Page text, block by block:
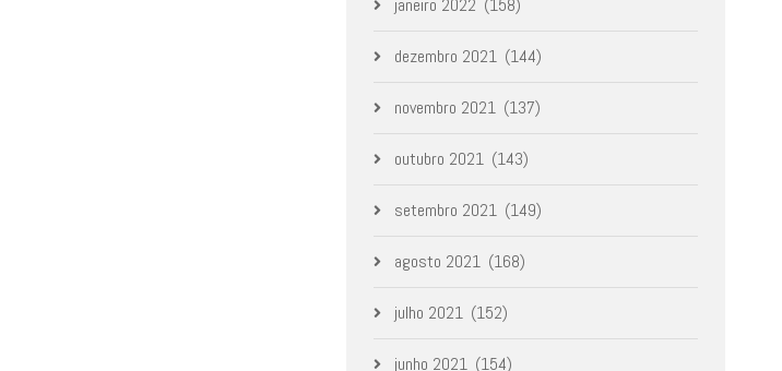
janeiro 2022 (158)
dezembro 2021 (144)
novembro 2021 (137)
outubro 2021 (143)
setembro 2021 (149)
agosto 2021 (168)
julho 2021 (152)
junho 2021 (154)